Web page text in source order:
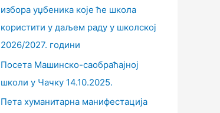
избора уџбеника које ће школа
користити у даљем раду у школској
2026/2027. години
Посета Машинско-саобраћајној
школи у Чачку 14.10.2025.
Пета хуманитарна манифестација